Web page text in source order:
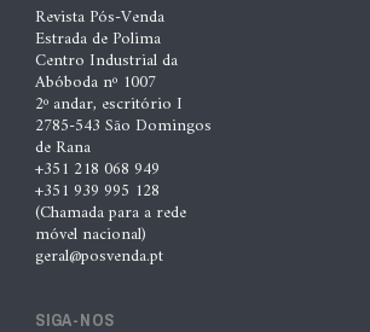
ao longo de todo o
reparação””, Tiago
Conceição
marca nova fase da
da XTOOL
Revista Pós-Venda
Estrada de Polima
Centro Industrial da
Abóboda nº 1007
2º andar, escritório I
2785-543 São Domingos
de Rana
+351 218 068 949
+351 939 995 128
(Chamada para a rede
móvel nacional)
geral@posvenda.pt
SIGA-NOS